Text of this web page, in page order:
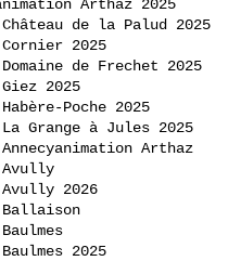
Arthaz 2025
de la Palud 2025
2025
de Frechet 2025
2025
Poche 2025
Grange à Jules 2025
animation Arthaz
Avully
2026
2025